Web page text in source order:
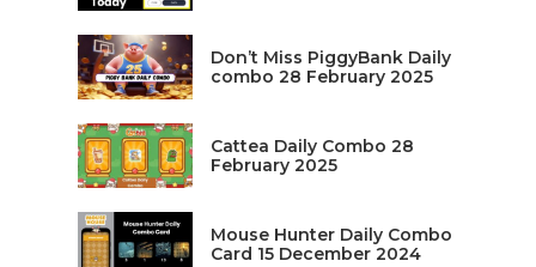
Don’t Miss PiggyBank Daily
combo 28 February 2025
Cattea Daily Combo 28
February 2025
Mouse Hunter Daily Combo
Card 15 December 2024